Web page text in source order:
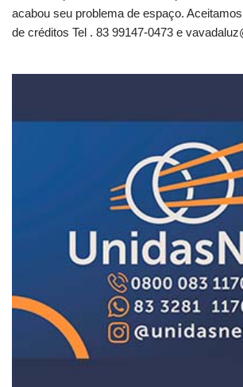
acabou seu problema de espaço.
de créditos Tel . 83 99147-0473 e